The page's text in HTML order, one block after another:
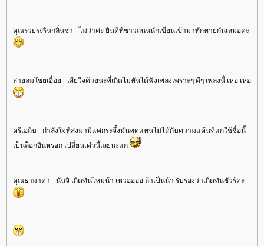
คุณรวยระรินกลิ่นชา - ไม่ว่าค่ะ ยินดีที่ชาวถนนนักเขียนเข้ามาทักทายกันเสมอค่ะ
สายลมโชยเอื่อย - เสียใจด้วยนะที่เกิดไม่ทันได้ฟังเพลงเพราะๆ ดีๆ เพลงนี้ เหอ เหอ
ครีเอถีบ - กำลังใจที่ส่งมามีแค่กระจึ๋งมันทดแทนไม่ได้กับความแค้นที่แกใช้ชื่อนี้
เป็นล็อกอินหรอก เปลี่ยนเด๋วนี้เลยนะแก
คุณธามาดา - นั่นจิ เกิดทันไหมน้า เหวออออ ถ้าเป็นน้า รับรองว่าเกิดทันชัวร์ค่ะ